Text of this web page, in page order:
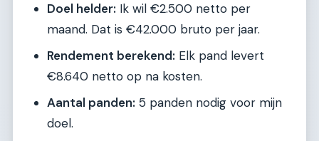
Doel helder: Ik wil €2.500 netto per
maand. Dat is €42.000 bruto per jaar.
Rendement berekend: Elk pand levert
€8.640 netto op na kosten.
Aantal panden: 5 panden nodig voor mijn
doel.